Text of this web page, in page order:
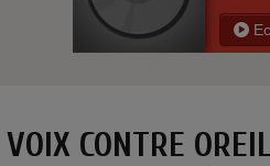
VOIX CONTRE